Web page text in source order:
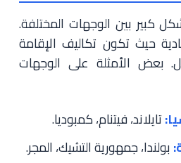
كبير بين الوجهات المختلفة.
حيث تكون تكاليف الإقامة
بعض الأمثلة على الوجهات
تايلاند، فيتنام، كمبوديا.
بولندا، جمهورية التشيك، المجر.